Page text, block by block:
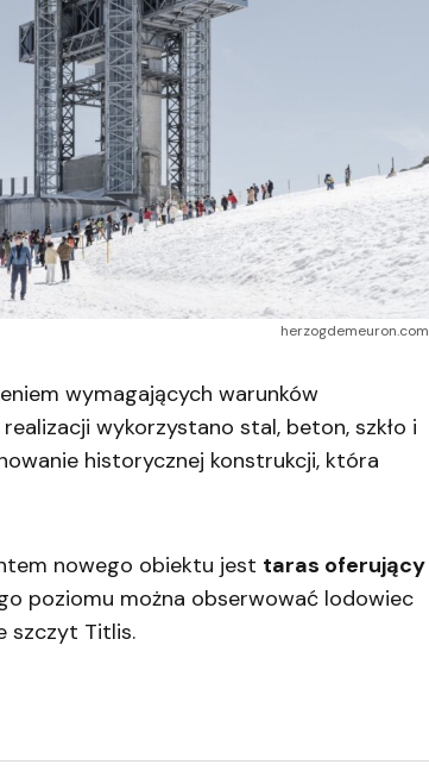
herzogdemeuron.com
wymagających warunków
wykorzystano stal, beton, szkło i
historycznej konstrukcji, która
nowego obiektu jest taras oferujący
poziomu można obserwować lodowiec
szczyt Titlis.